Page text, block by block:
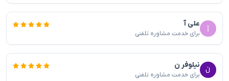
علی آ
برای خدمت مشاوره تلفنی
نیلوفر ن
برای خدمت مشاوره تلفنی